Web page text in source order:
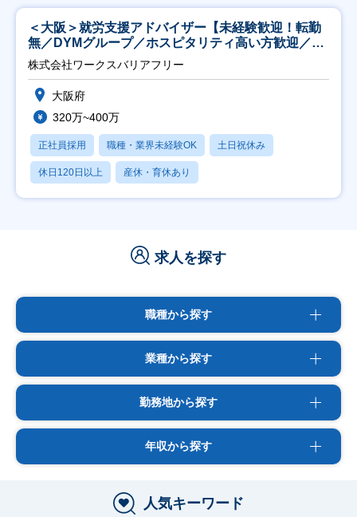
＜大阪＞就労支援アドバイザー【未経験歓迎！転勤
無／DYMグループ／ホスピタリティ高い方歓迎／土
日祝】
株式会社ワークスバリアフリー
大阪府
320万~400万
正社員採用 職種・業界未経験OK 土日祝休み
休日120日以上 産休・育休あり
求人を探す
職種から探す
業種から探す
勤務地から探す
年収から探す
人気キーワード